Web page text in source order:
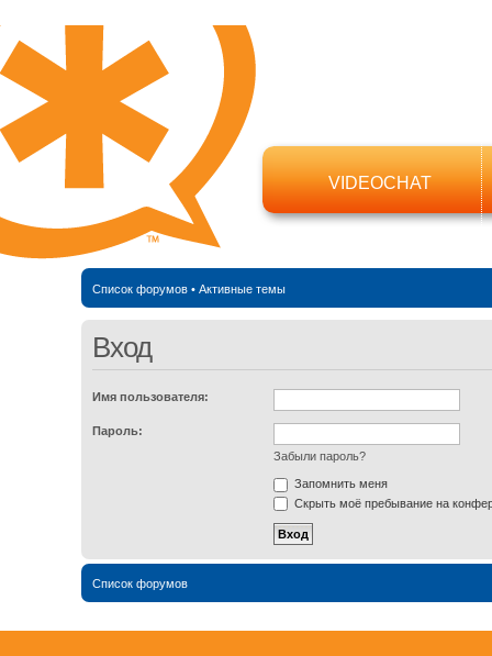
VIDEOCHAT
Список форумов• Активные темы
Вход
Имя пользователя:
Пароль:
Забыли пароль?
Запомнить меня
Скрыть моё пребывание на
Список форумов